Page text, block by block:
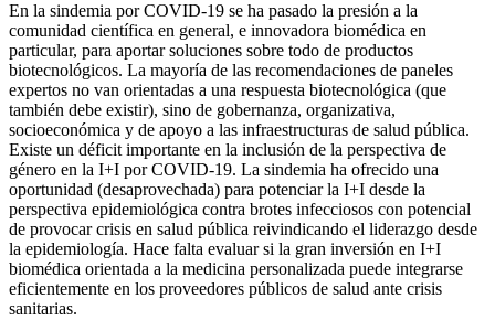
En la sindemia por COVID-19 se ha pasado la presión a la
comunidad científica en general, e innovadora biomédica en
particular, para aportar soluciones sobre todo de productos
biotecnológicos. La mayoría de las recomendaciones de paneles
expertos no van orientadas a una respuesta biotecnológica (que
también debe existir), sino de gobernanza, organizativa,
socioeconómica y de apoyo a las infraestructuras de salud pública.
Existe un déficit importante en la inclusión de la perspectiva de
género en la I+I por COVID-19. La sindemia ha ofrecido una
oportunidad (desaprovechada) para potenciar la I+I desde la
perspectiva epidemiológica contra brotes infecciosos con potencial
de provocar crisis en salud pública reivindicando el liderazgo desde
la epidemiología. Hace falta evaluar si la gran inversión en I+I
biomédica orientada a la medicina personalizada puede integrarse
eficientemente en los proveedores públicos de salud ante crisis
sanitarias.